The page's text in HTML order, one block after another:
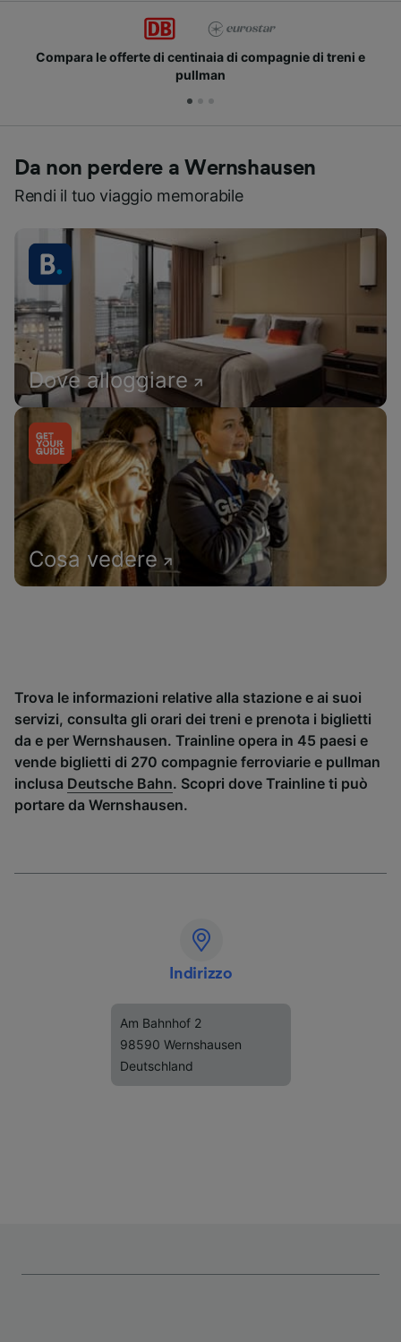
le offerte di centinaia di compagnie di treni e
Da non perdere a Wernshausen
Rendi il tuo viaggio memorabile
Dove alloggiare
Cosa vedere
Trova le informazioni relative alla stazione e ai suoi
servizi, consulta gli orari dei treni e prenota i biglietti
da e per Wernshausen. Trainline opera in 45 paesi e
vende biglietti di 270 compagnie ferroviarie e pullman
inclusa Deutsche Bahn. Scopri dove Trainline ti può
portare da Wernshausen.
Indirizzo
Am Bahnhof 2
98590 Wernshausen
Deutschland